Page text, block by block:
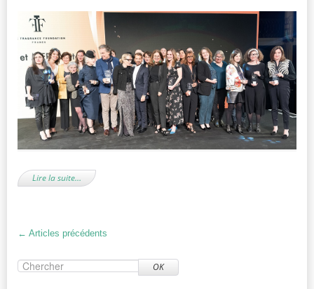
Lire la suite…
← Articles précédents
OK